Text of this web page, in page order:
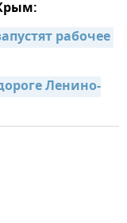
рабочее
Ленино-